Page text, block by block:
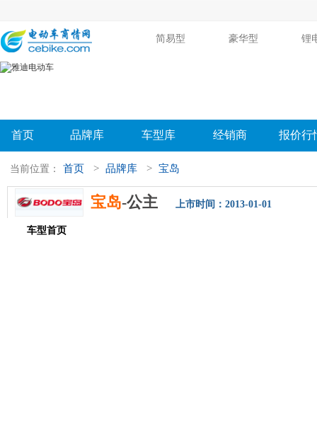
简易型 豪华型 锂
首页 品牌库 车型库 经销商 报价行
当前位置： 首页 > 品牌库 > 宝岛
宝岛-公主 上市时间：2013-01-01
车型首页